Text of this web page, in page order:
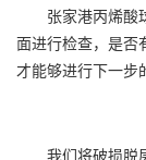
张家港丙烯酸
面进行检查，是否
才能够进行下一步
我们将破损脱层